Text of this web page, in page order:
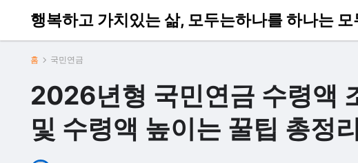
행복하고 가치있는 삶, 모두는하나를 하나는 모
홈 국민연금
2026년형 국민연금 수령액
및 수령액 높이는 꿀팁 총정리